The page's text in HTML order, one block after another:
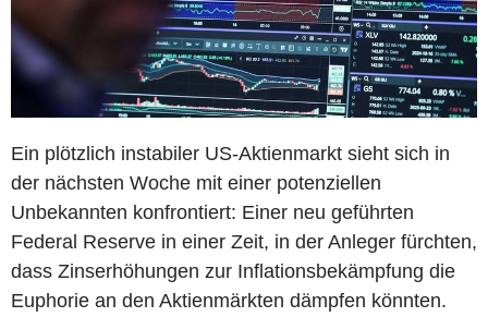
Ein plötzlich instabiler US-Aktienmarkt sieht sich in
der nächsten Woche mit einer potenziellen
Unbekannten konfrontiert: Einer neu geführten
Federal Reserve in einer Zeit, in der Anleger fürchten,
dass Zinserhöhungen zur Inflationsbekämpfung die
Euphorie an den Aktienmärkten dämpfen könnten.